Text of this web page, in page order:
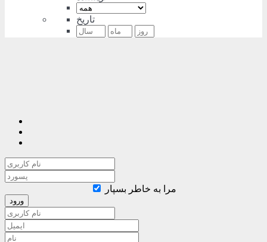
تاریخ
مرا به خاطر بسپار